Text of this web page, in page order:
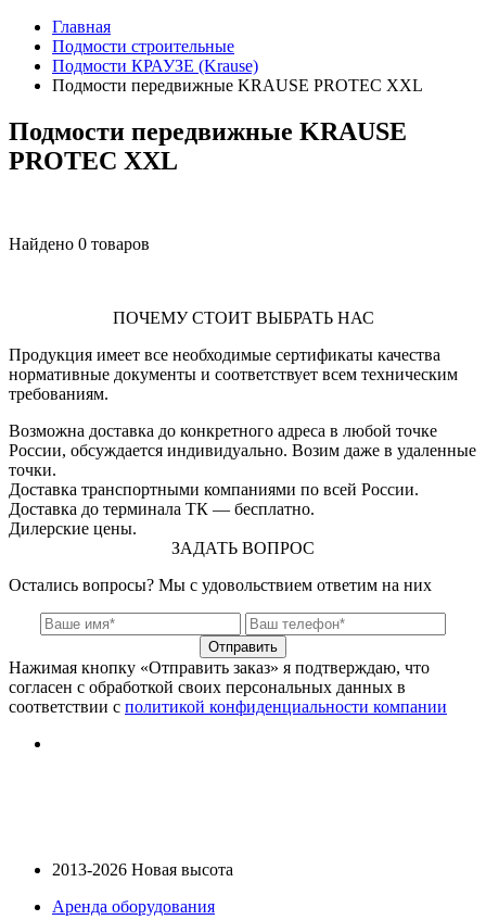
Главная
Подмости строительные
Подмости КРАУЗЕ (Krause)
Подмости передвижные KRAUSE PROTEC XXL
Подмости передвижные KRAUSE
PROTEC XXL
Найдено 0 товаров
ПОЧЕМУ СТОИТ ВЫБРАТЬ НАС
Продукция имеет все необходимые сертификаты качества
нормативные документы и соответствует всем техническим
требованиям.
Возможна доставка до конкретного адреса в любой точке
России, обсуждается индивидуально. Возим даже в удаленные
точки.
Доставка транспортными компаниями по всей России.
Доставка до терминала ТК — бесплатно.
Дилерские цены.
ЗАДАТЬ ВОПРОС
Остались вопросы? Мы с удовольствием ответим на них
Отправить
Нажимая кнопку «Отправить заказ» я подтверждаю, что
согласен с обработкой своих персональных данных в
соответствии с политикой конфиденциальности компании
2013-2026 Новая высота
Аренда оборудования